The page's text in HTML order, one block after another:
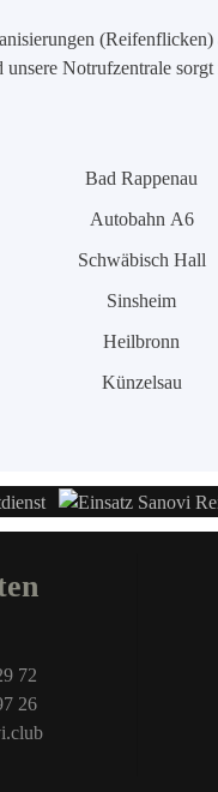
Notrufzentrale
Bad Rappenau
Autobahn A6
Schwäbisch Hall
Sinsheim
Heilbronn
Künzelsau
72
26